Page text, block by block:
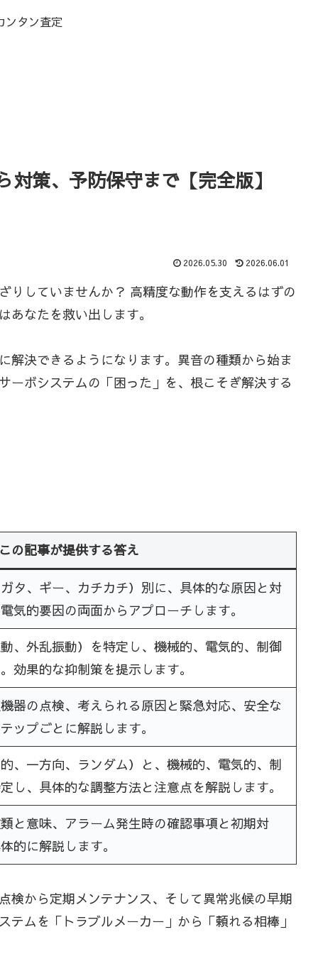
ンタン査定
策、予防保守まで【完全版】
2026.05.30 2026.06.01
していませんか？ 高精度な動作を支えるはずの
なたを救い出します。
解決できるようになります。異音の種類から始ま
ーボシステムの「困った」を、根こそぎ解決する
の記事が提供する答え
タ、ギー、カチカチ）別に、具体的な原因と対
気的要因の両面からアプローチします。
、外乱振動）を特定し、機械的、電気的、制御
効果的な抑制策を提示します。
器の点検、考えられる原因と緊急対応、安全な
ップごとに解説します。
、一方向、ランダム）と、機械的、電気的、制
し、具体的な調整方法と注意点を解説します。
と意味、アラーム発生時の確認事項と初期対
的に解説します。
検から定期メンテナンス、そして異常兆候の早期
ムを「トラブルメーカー」から「頼れる相棒」